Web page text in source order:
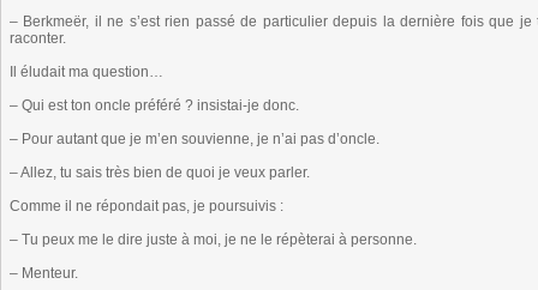
– Berkmeër, il ne s’est rien passé de particulier depuis la dernière fois que
raconter.
Il éludait ma question…
– Qui est ton oncle préféré ? insistai-je donc.
– Pour autant que je m’en souvienne, je n’ai pas d’oncle.
– Allez, tu sais très bien de quoi je veux parler.
Comme il ne répondait pas, je poursuivis :
– Tu peux me le dire juste à moi, je ne le répèterai à personne.
– Menteur.